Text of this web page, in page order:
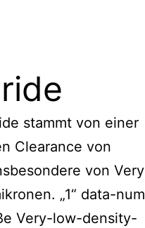
stammt von einer
Clearance von
von
„1“ data-
Very-low-density-